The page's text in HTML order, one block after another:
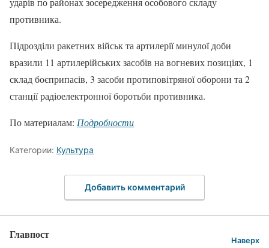
противника.
Підрозділи ракетних військ та артилерії минулої доби
вразили 11 артилерійських засобів на вогневих позиціях, 1
склад боєприпасів, 3 засоби протиповітряної оборони та 2
станції радіоелектронної боротьби противника.
По материалам: Подробности
Категории: Культура
Добавить комментарий
Главпост Наверх